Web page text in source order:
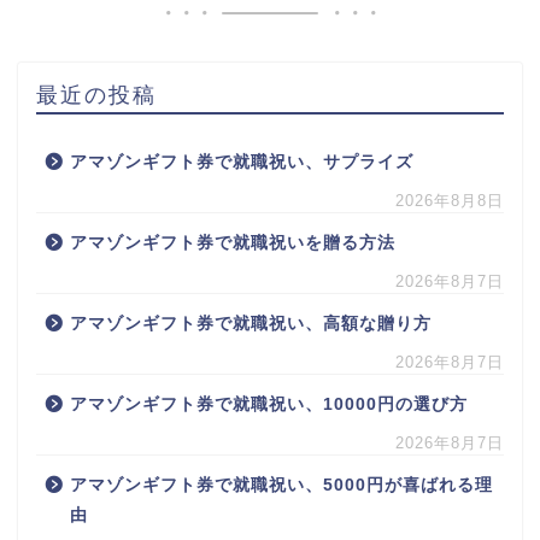
最近の投稿
アマゾンギフト券で就職祝い、サプライズ
2026年8月8日
アマゾンギフト券で就職祝いを贈る方法
2026年8月7日
アマゾンギフト券で就職祝い、高額な贈り方
2026年8月7日
アマゾンギフト券で就職祝い、10000円の選び方
2026年8月7日
アマゾンギフト券で就職祝い、5000円が喜ばれる理
由